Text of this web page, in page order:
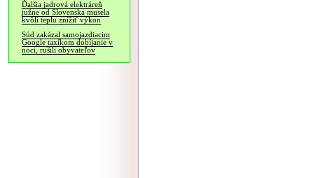
Ďalšia jadrová elektráreň
južne od Slovenska musela
kvôli teplu znížiť výkon
Súd zakázal samojazdiacim
Google taxíkom dobíjanie v
noci, rušili obyvateľov